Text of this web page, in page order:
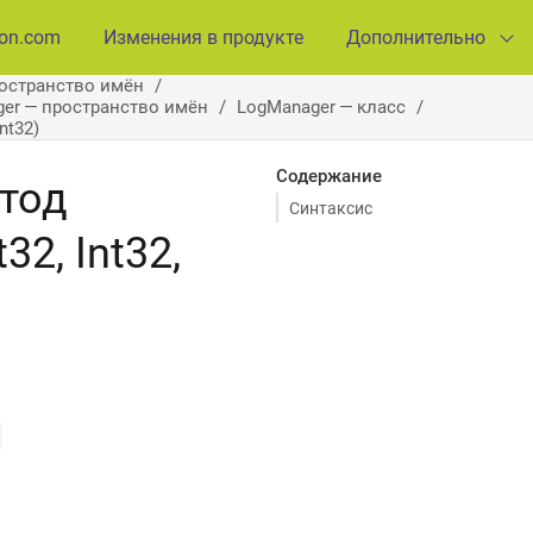
Изменения в продукте Дополнительно
имён
— пространство имён
LogManager — класс
Содержание
Синтаксис
Int32,